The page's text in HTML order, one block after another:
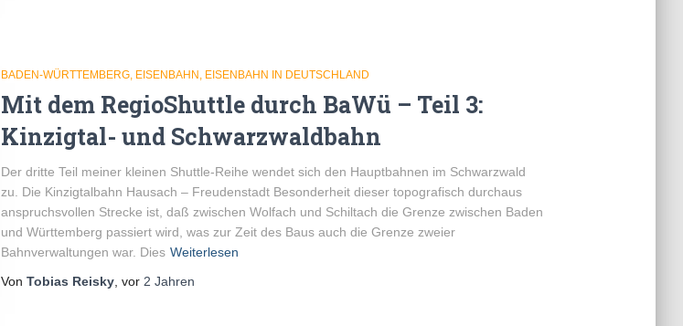
BADEN-WÜRTTEMBERG EISENBAHN EISENBAHN IN DEUTSCHLAND
Mit dem RegioShuttle durch BaWü – Teil 3:
Kinzigtal- und Schwarzwaldbahn
Der dritte Teil meiner kleinen Shuttle-Reihe wendet sich den Hauptbahnen im Schwarzwald
zu. Die Kinzigtalbahn Hausach – Freudenstadt Besonderheit dieser topografisch durchaus
anspruchsvollen Strecke ist, daß zwischen Wolfach und Schiltach die Grenze zwischen Baden
und Württemberg passiert wird, was zur Zeit des Baus auch die Grenze zweier
Bahnverwaltungen war. Dies Weiterlesen
Von Tobias Reisky, vor 2 Jahren